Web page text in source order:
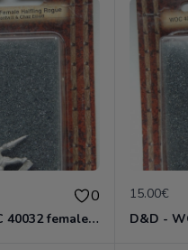
0
D&D - WOC 40032 female halfling rogue Miniature - Donjons Dragons
15.00€